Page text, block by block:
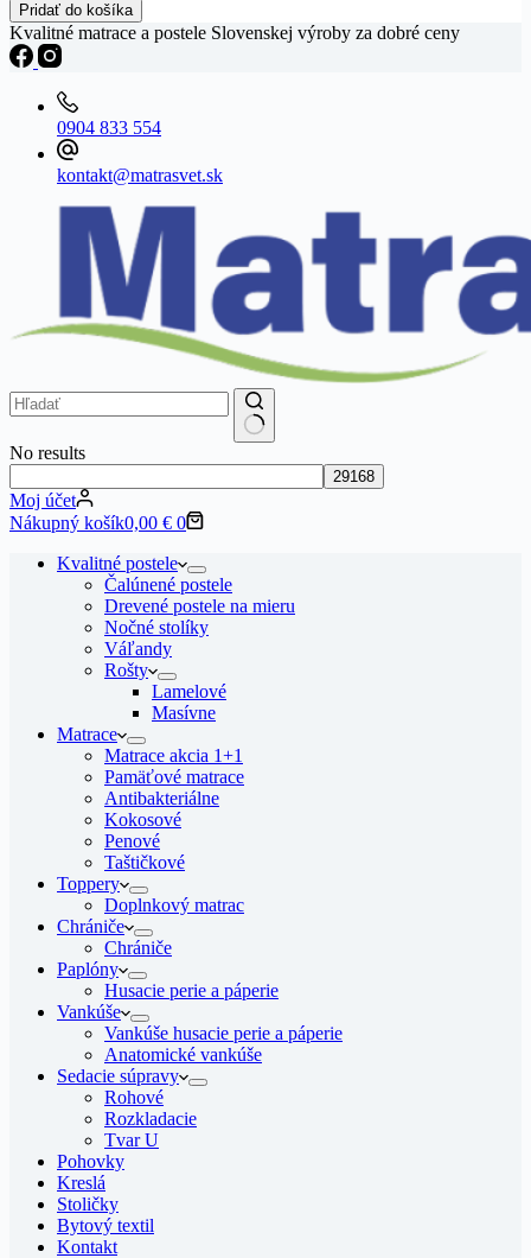
Pridať do košíka
Kvalitné matrace a postele Slovenskej výroby za dobré ceny
0904 833 554
kontakt@matrasvet.sk
No results
Moj účet
Nákupný košík0,00 € 0
Kvalitné postele
Čalúnené postele
Drevené postele na mieru
Nočné stolíky
Váľandy
Rošty
Lamelové
Masívne
Matrace
Matrace akcia 1+1
Pamäťové matrace
Antibakteriálne
Kokosové
Penové
Taštičkové
Toppery
Doplnkový matrac
Chrániče
Chrániče
Paplóny
Husacie perie a páperie
Vankúše
Vankúše husacie perie a páperie
Anatomické vankúše
Sedacie súpravy
Rohové
Rozkladacie
Tvar U
Pohovky
Kreslá
Stoličky
Bytový textil
Kontakt